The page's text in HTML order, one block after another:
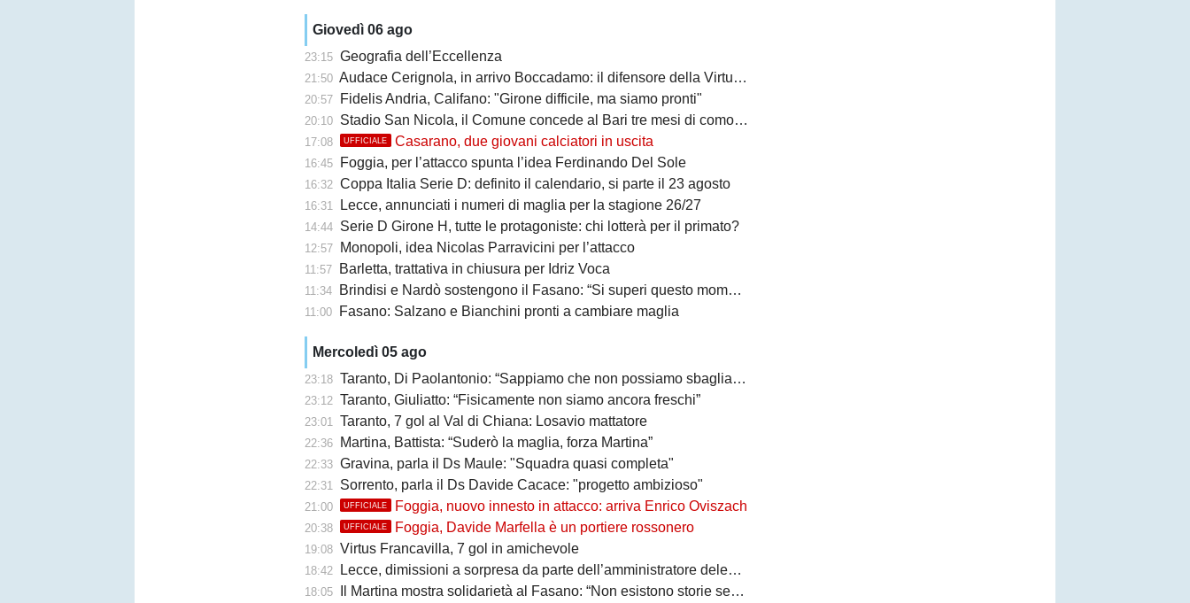
Giovedì 06 ago
23:15 Geografia dell’Eccellenza
21:50 Audace Cerignola, in arrivo Boccadamo: il difensore della Virtus Entella verso il prestito in gialloblù
20:57 Fidelis Andria, Califano: "Girone difficile, ma siamo pronti"
20:10 Stadio San Nicola, il Comune concede al Bari tre mesi di comodato d’uso precario: i dettagli
17:08 UFFICIALE Casarano, due giovani calciatori in uscita
16:45 Foggia, per l’attacco spunta l’idea Ferdinando Del Sole
16:32 Coppa Italia Serie D: definito il calendario, si parte il 23 agosto
16:31 Lecce, annunciati i numeri di maglia per la stagione 26/27
14:44 Serie D Girone H, tutte le protagoniste: chi lotterà per il primato?
12:57 Monopoli, idea Nicolas Parravicini per l’attacco
11:57 Barletta, trattativa in chiusura per Idriz Voca
11:34 Brindisi e Nardò sostengono il Fasano: “Si superi questo momento quanto prima”
11:00 Fasano: Salzano e Bianchini pronti a cambiare maglia
Mercoledì 05 ago
23:18 Taranto, Di Paolantonio: “Sappiamo che non possiamo sbagliare”
23:12 Taranto, Giuliatto: “Fisicamente non siamo ancora freschi”
23:01 Taranto, 7 gol al Val di Chiana: Losavio mattatore
22:36 Martina, Battista: “Suderò la maglia, forza Martina”
22:33 Gravina, parla il Ds Maule: "Squadra quasi completa"
22:31 Sorrento, parla il Ds Davide Cacace: "progetto ambizioso"
21:00 UFFICIALE Foggia, nuovo innesto in attacco: arriva Enrico Oviszach
20:38 UFFICIALE Foggia, Davide Marfella è un portiere rossonero
19:08 Virtus Francavilla, 7 gol in amichevole
18:42 Lecce, dimissioni a sorpresa da parte dell’amministratore delegato
18:05 Il Martina mostra solidarietà al Fasano: “Non esistono storie senza avversari”